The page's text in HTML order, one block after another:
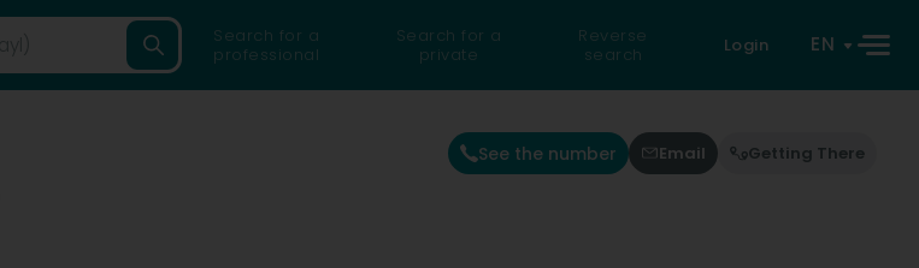
Search for a
professional
Search for a
private
Reverse
search
Login EN
See the number Email Getting There